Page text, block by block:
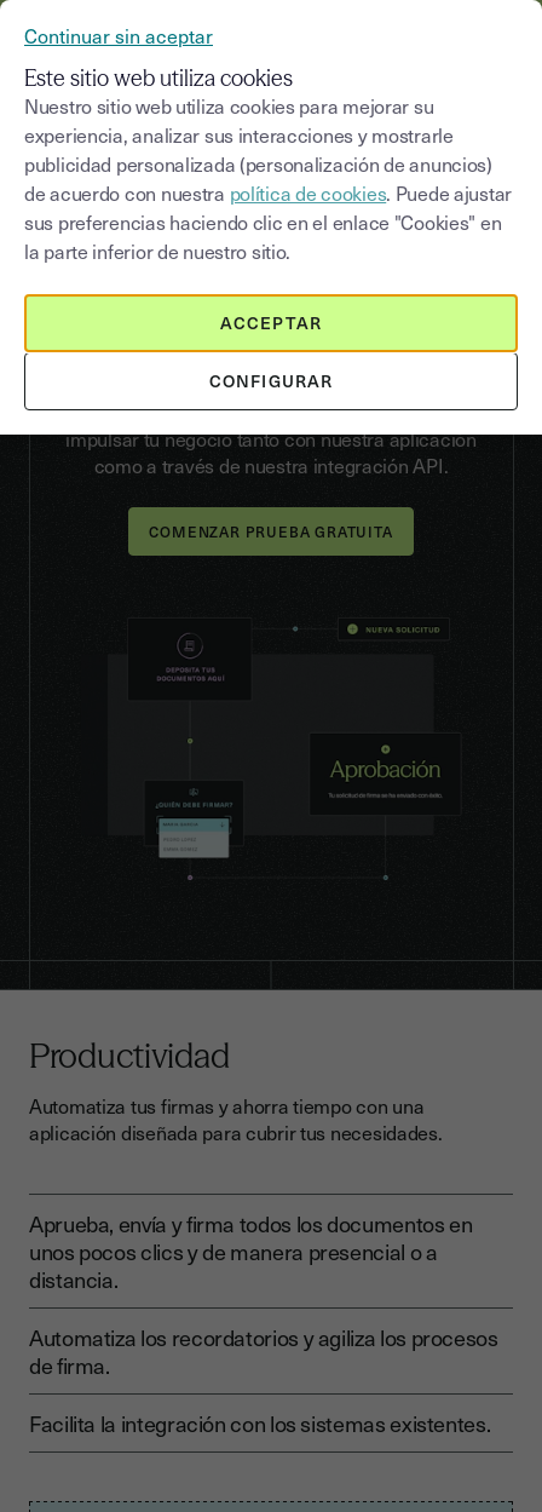
FUNCIONES
Firma tus documentos en menos
tiempo
y enfócate en lo más
importante
Youtrust te propone todas las funciones
necesarias para agilizar el proceso de firma e
impulsar tu negocio tanto con nuestra aplicación
como a través de nuestra integración API.
Productividad
Automatiza tus firmas y ahorra tiempo con una
aplicación diseñada para cubrir tus necesidades.
Aprueba, envía y firma todos los documentos en
unos pocos clics y de manera presencial o a
distancia.
Automatiza los recordatorios y agiliza los procesos
de firma.
Facilita la integración con los sistemas existentes.
Continuar sin aceptar
Este sitio web utiliza cookies
Nuestro sitio web utiliza cookies para mejorar su
experiencia, analizar sus interacciones y mostrarle
publicidad personalizada (personalización de anuncios)
de acuerdo con nuestra política de cookies. Puede ajustar
sus preferencias haciendo clic en el enlace "Cookies" en
la parte inferior de nuestro sitio.
CONFIGURAR
ACCEPTAR